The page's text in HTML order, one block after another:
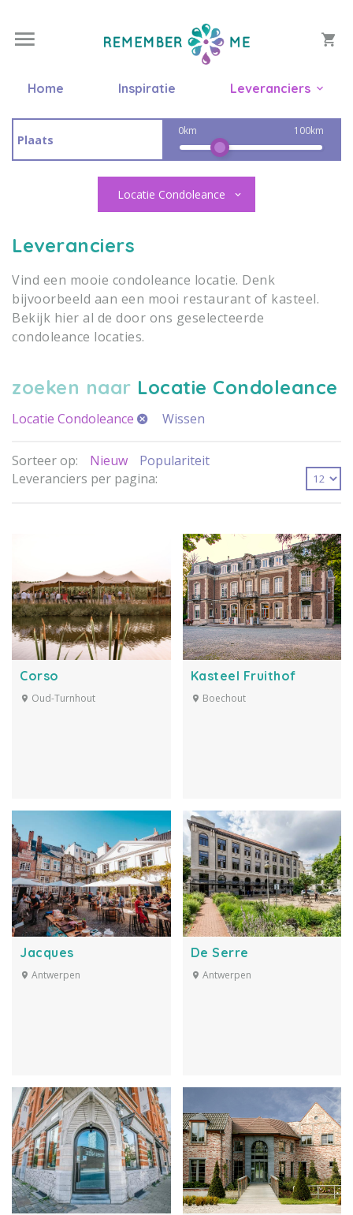
Home Inspiratie Leveranciers
0km 100km
Locatie Condoleance
Leveranciers
Vind een mooie condoleance locatie. Denk
bijvoorbeeld aan een mooi restaurant of kasteel.
Bekijk hier al de door ons geselecteerde
condoleance locaties.
zoeken naar Locatie Condoleance
Locatie Condoleance Wissen
Sorteer op: Nieuw
Populariteit
Leveranciers per pagina:
Corso
Oud-Turnhout
Kasteel Fruithof
Boechout
Jacques
Antwerpen
De Serre
Antwerpen